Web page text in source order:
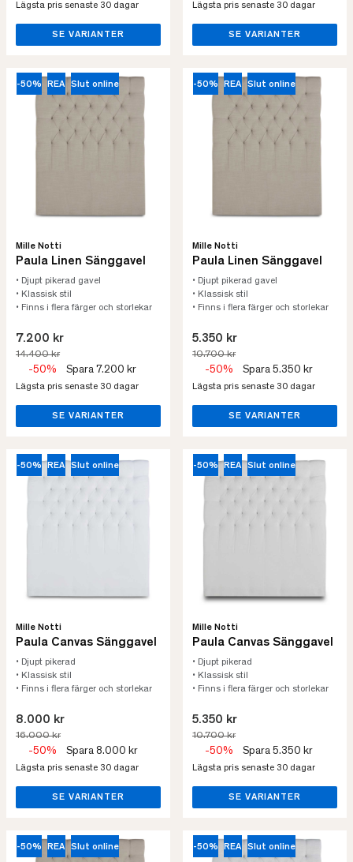
Lägsta pris senaste 30 dagar
SE VARIANTER
Lägsta pris senaste 30 dagar
SE VARIANTER
-50% REA Slut online
Mille Notti
Paula Linen Sänggavel
• Djupt pikerad gavel
• Klassisk stil
• Finns i flera färger och storlekar
7.200 kr
14.400 kr
-50% Spara 7.200 kr
Lägsta pris senaste 30 dagar
SE VARIANTER
-50% REA Slut online
Mille Notti
Paula Linen Sänggavel
• Djupt pikerad gavel
• Klassisk stil
• Finns i flera färger och storlekar
5.350 kr
10.700 kr
-50% Spara 5.350 kr
Lägsta pris senaste 30 dagar
SE VARIANTER
-50% REA Slut online
Mille Notti
Paula Canvas Sänggavel
• Djupt pikerad
• Klassisk stil
• Finns i flera färger och storlekar
8.000 kr
16.000 kr
-50% Spara 8.000 kr
Lägsta pris senaste 30 dagar
SE VARIANTER
-50% REA Slut online
Mille Notti
Paula Canvas Sänggavel
• Djupt pikerad
• Klassisk stil
• Finns i flera färger och storlekar
5.350 kr
10.700 kr
-50% Spara 5.350 kr
Lägsta pris senaste 30 dagar
SE VARIANTER
-50% REA Slut online -50% REA Slut online